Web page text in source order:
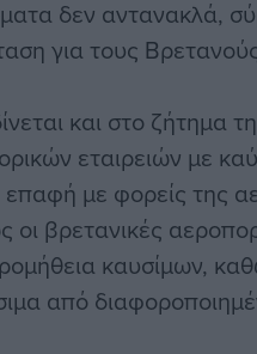
δεν αντανακλά,
για τους
και στο ζήτημα
εταιρειών με
επαφή με φορείς της
βρετανικές
καυσίμων,
από